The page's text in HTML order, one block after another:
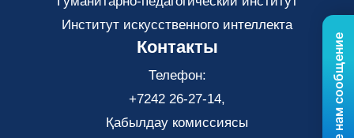
Институт искусственного интеллекта
Контакты
Телефон:
+7242 26-27-14,
Қабылдау комиссиясы